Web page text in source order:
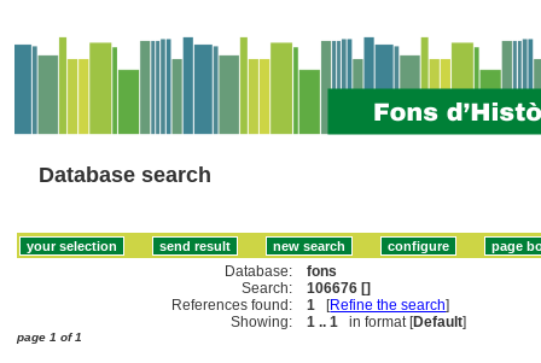
Database search
Database:
fons
Search:
106676 []
References found:
1 [Refine the search]
Showing:
1 .. 1 in format [Default]
page 1 of 1